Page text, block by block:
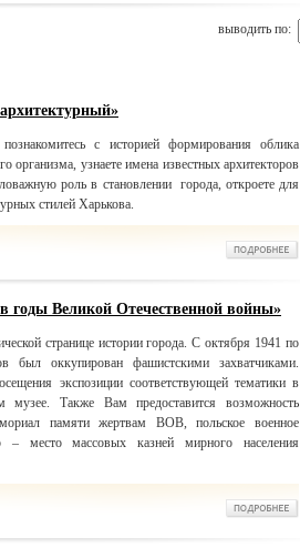
выводить по:
с историей формирования облика
организма, узнаете имена известных архитекторов
роль в становлении города, откроете для
стилей Харькова.
годы Великой Отечественной войны»
странице истории города. С октября 1941 по
был оккупирован фашистскими захватчиками.
экспозиции соответствующей тематики в
музее. Также Вам предоставится возможность
памяти жертвам ВОВ, польское военное
место массовых казней мирного населения